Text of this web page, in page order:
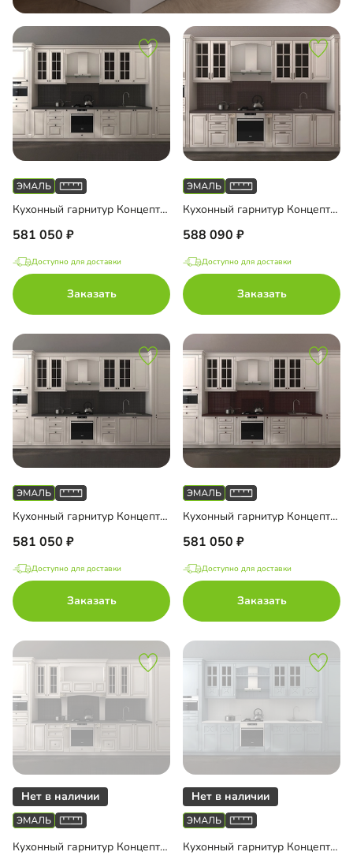
Кухонный гарнитур Концепт Премиум
581 050
Доступно для доставки
Заказать
Кухонный гарнитур Концепт Париж
588 090
Доступно для доставки
Заказать
Кухонный гарнитур Концепт Италия
581 050
Доступно для доставки
Заказать
Кухонный гарнитур Концепт Классика
581 050
Доступно для доставки
Заказать
Кухонный гарнитур Концепт Венеция Кухонный гарнитур Концепт Прованс